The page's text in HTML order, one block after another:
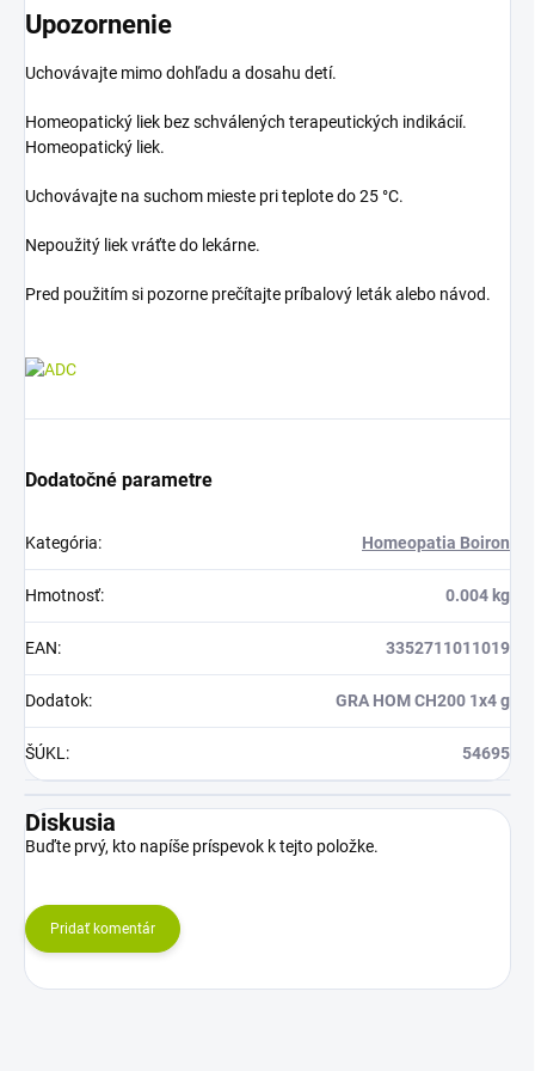
Upozornenie
Uchovávajte mimo dohľadu a dosahu detí.
Homeopatický liek bez schválených terapeutických indikácií.
Homeopatický liek.
Uchovávajte na suchom mieste pri teplote do 25 °C.
Nepoužitý liek vráťte do lekárne.
Pred použitím si pozorne prečítajte príbalový leták alebo návod.
Dodatočné parametre
Kategória: Homeopatia Boiron
Hmotnosť: 0.004 kg
EAN: 3352711011019
Dodatok: GRA HOM CH200 1x4 g
ŠÚKL : 54695
Diskusia
Buďte prvý, kto napíše príspevok k tejto položke.
Pridať komentár